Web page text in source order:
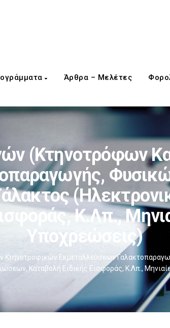
Άρθρα – Μελέτες
(κτηνοτρόφων
Κ.λπ.,
Υποχρεώσεις)
Εκμεταλλεύσεων
Καταβολή Ειδικής Εισφοράς, Κ.λπ.,